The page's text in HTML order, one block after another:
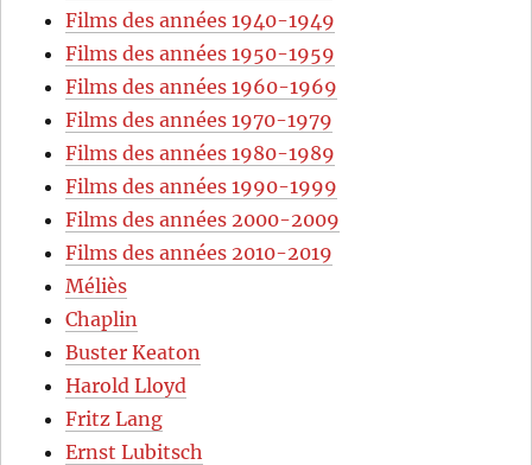
Films des années 1940-1949
Films des années 1950-1959
Films des années 1960-1969
Films des années 1970-1979
Films des années 1980-1989
Films des années 1990-1999
Films des années 2000-2009
Films des années 2010-2019
Méliès
Chaplin
Buster Keaton
Harold Lloyd
Fritz Lang
Ernst Lubitsch